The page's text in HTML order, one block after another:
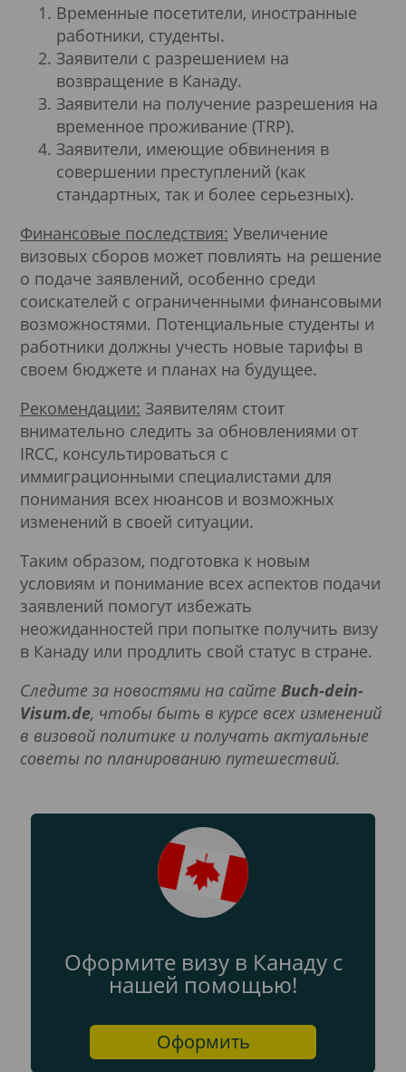
Временные посетители, иностранные
работники, студенты.
Заявители с разрешением на
возвращение в Канаду.
Заявители на получение разрешения на
временное проживание (TRP).
Заявители, имеющие обвинения в
совершении преступлений (как
стандартных, так и более серьезных).
Финансовые последствия: Увеличение
визовых сборов может повлиять на решение
о подаче заявлений, особенно среди
соискателей с ограниченными финансовыми
возможностями. Потенциальные студенты и
работники должны учесть новые тарифы в
своем бюджете и планах на будущее.
Рекомендации: Заявителям стоит
внимательно следить за обновлениями от
IRCC, консультироваться с
иммиграционными специалистами для
понимания всех нюансов и возможных
изменений в своей ситуации.
Таким образом, подготовка к новым
условиям и понимание всех аспектов подачи
заявлений помогут избежать
неожиданностей при попытке получить визу
в Канаду или продлить свой статус в стране.
Следите за новостями на сайте Buch-dein-
Visum.de, чтобы быть в курсе всех изменений
в визовой политике и получать актуальные
советы по планированию путешествий.
Оформите визу в Канаду с
нашей помощью!
Оформить